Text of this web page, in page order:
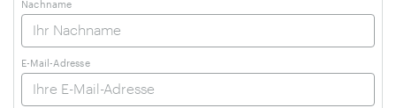
Nachname
E-Mail-Adresse